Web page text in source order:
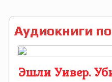
Аудиокниги
Эшли Уивер.